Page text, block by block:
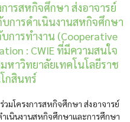
ารสหกิจศึกษา ส่งอาจารย์
การดำเนินงานสหกิจศึกษา
การทำงาน (Cooperative
: CWIE ที่มีความสนใจ
หาวิทยาลัยเทคโนโลยีราช
กสินทร์
มโครงการสหกิจศึกษา ส่งอาจารย์
เนินงานสหกิจศึกษาและการศึกษา